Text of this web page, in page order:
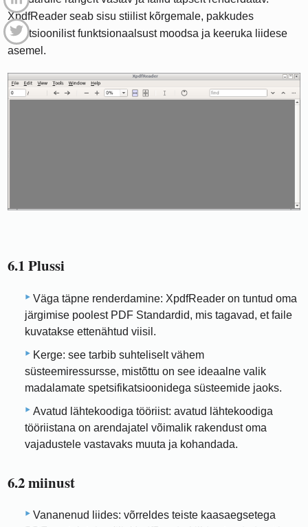
XpdfReader seab sisu stiilist kõrgemale, pakkudes
traditsioonilist funktsionaalsust moodsa ja keeruka liidese
asemel.
6.1 Plussi
Väga täpne renderdamine: XpdfReader on tuntud oma
järgimise poolest PDF Standardid, mis tagavad, et faile
kuvatakse ettenähtud viisil.
Kerge: see tarbib suhteliselt vähem
süsteemiressursse, mistõttu on see ideaalne valik
madalamate spetsifikatsioonidega süsteemide jaoks.
Avatud lähtekoodiga tööriist: avatud lähtekoodiga
tööriistana on arendajatel võimalik rakendust oma
vajadustele vastavaks muuta ja kohandada.
6.2 miinust
Vananenud liides: võrreldes teiste kaasaegsetega